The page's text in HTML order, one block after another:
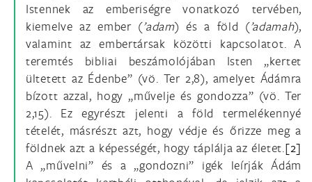
Istennek az emberiségre vonatkozó tervében,
kiemelve az ember (’adam) és a föld (’adamah),
valamint az embertársak közötti kapcsolatot. A
teremtés bibliai beszámolójában Isten „kertet
ültetett az Édenbe” (vö. Ter 2,8), amelyet Ádámra
bízott azzal, hogy „művelje és gondozza” (vö. Ter
2,15). Ez egyrészt jelenti a föld termelékennyé
tételét, másrészt azt, hogy védje és őrizze meg a
földnek azt a képességét, hogy táplálja az életet.[2]
A „művelni” és a „gondozni” igék leírják Ádám